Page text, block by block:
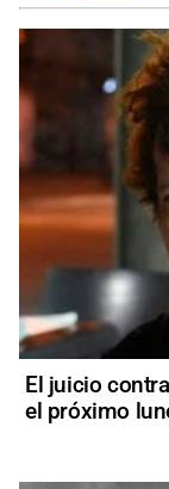
El juicio
el próximo